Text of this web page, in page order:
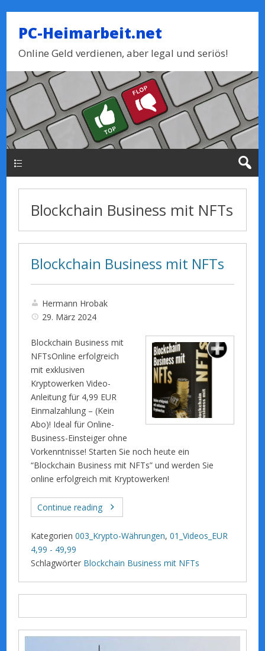
PC-Heimarbeit.net
Online Geld verdienen, aber legal und seriös!
Blockchain Business mit NFTs
Blockchain Business mit NFTs
Hermann Hrobak
29. März 2024
Blockchain Business mit
NFTsOnline erfolgreich
mit exklusiven
Kryptowerken Video-
Anleitung für 4,99 EUR
Einmalzahlung – (Kein
Abo)! Ideal für Online-
Business-Einsteiger ohne
Vorkenntnisse! Starten Sie noch heute ein
“Blockchain Business mit NFTs” und werden Sie
online erfolgreich mit Kryptowerken!
Continue reading
Kategorien 003_Krypto-Währungen,01_Videos_EUR
4,99 - 49,99
Schlagwörter Blockchain Business mit NFTs